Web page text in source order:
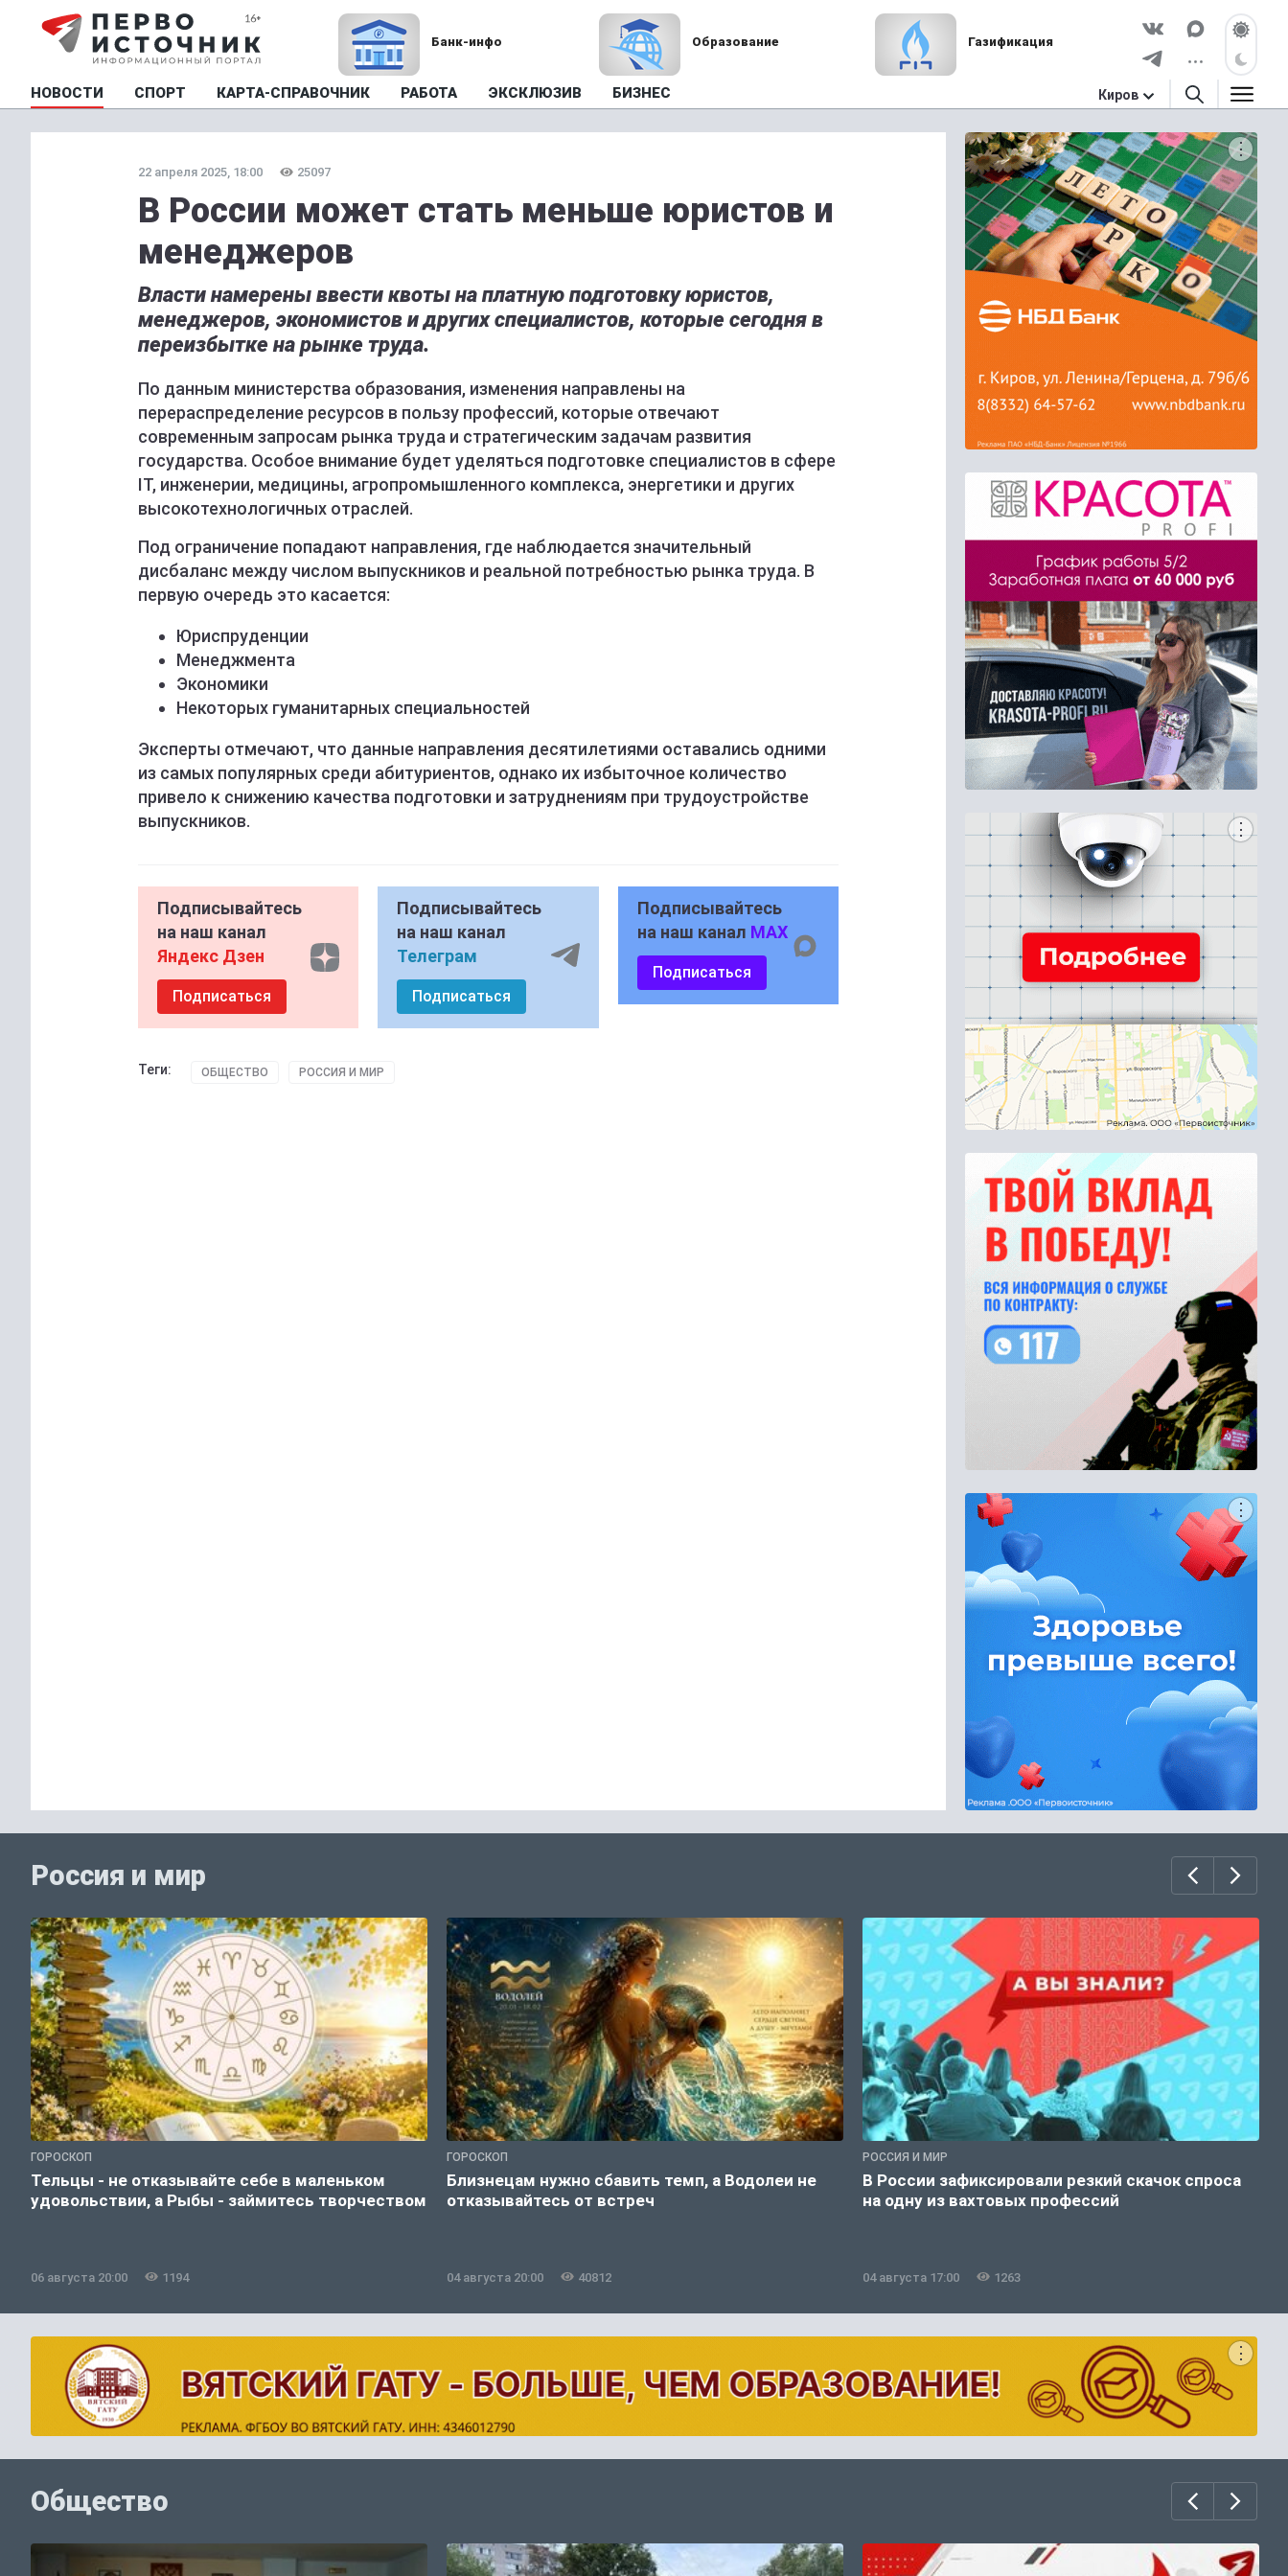
Банк-инфо Образование Газификация
НОВОСТИ СПОРТ КАРТА-СПРАВОЧНИК РАБОТА ЭКСКЛЮЗИВ БИЗНЕС Киров
22 апреля 2025, 18:00 25097
В России может стать меньше юристов и
менеджеров
Власти намерены ввести квоты на платную подготовку юристов,
менеджеров, экономистов и других специалистов, которые сегодня в
переизбытке на рынке труда.
По данным министерства образования, изменения направлены на
перераспределение ресурсов в пользу профессий, которые отвечают
современным запросам рынка труда и стратегическим задачам развития
государства. Особое внимание будет уделяться подготовке специалистов в сфере
IT, инженерии, медицины, агропромышленного комплекса, энергетики и других
высокотехнологичных отраслей.
Под ограничение попадают направления, где наблюдается значительный
дисбаланс между числом выпускников и реальной потребностью рынка труда. В
первую очередь это касается:
Юриспруденции
Менеджмента
Экономики
Некоторых гуманитарных специальностей
Эксперты отмечают, что данные направления десятилетиями оставались одними
из самых популярных среди абитуриентов, однако их избыточное количество
привело к снижению качества подготовки и затруднениям при трудоустройстве
выпускников.
Подписывайтесь
на наш канал
Яндекс Дзен
Подписаться
Подписывайтесь
на наш канал
Телеграм
Подписаться
Подписывайтесь
на наш канал MAX
Подписаться
Теги: ОБЩЕСТВО РОССИЯ И МИР
Россия и мир
ГОРОСКОП
Тельцы - не отказывайте себе в маленьком
удовольствии, а Рыбы - займитесь творчеством
06 августа 20:00 1194
ГОРОСКОП
Близнецам нужно сбавить темп, а Водолеи не
отказывайтесь от встреч
04 августа 20:00 40812
РОССИЯ И МИР
В России зафиксировали резкий скачок спроса
на одну из вахтовых профессий
04 августа 17:00 1263
Общество